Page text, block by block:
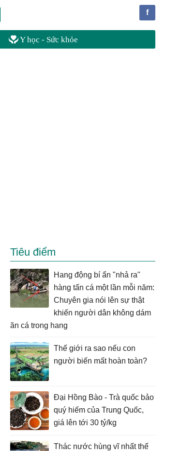
f
Y học - Sức khỏe
Tiêu điểm
Hang động bí ẩn "nhả ra"
hàng tấn cá một lần mỗi năm:
Chuyên gia nói lên sự thật
khiến người dân không dám
ăn cá trong hang
Thế giới ra sao nếu con
người biến mất hoàn toàn?
Đại Hồng Bào - Trà quốc bảo
quý hiếm của Trung Quốc,
giá lên tới 30 tỷ/kg
Thác nước hùng vĩ nhất thế